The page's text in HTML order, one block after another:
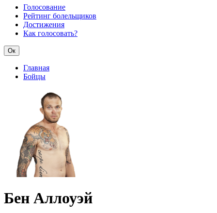
Голосование
Рейтинг болельщиков
Достижения
Как голосовать?
Ок
Главная
Бойцы
Бен Аллоуэй